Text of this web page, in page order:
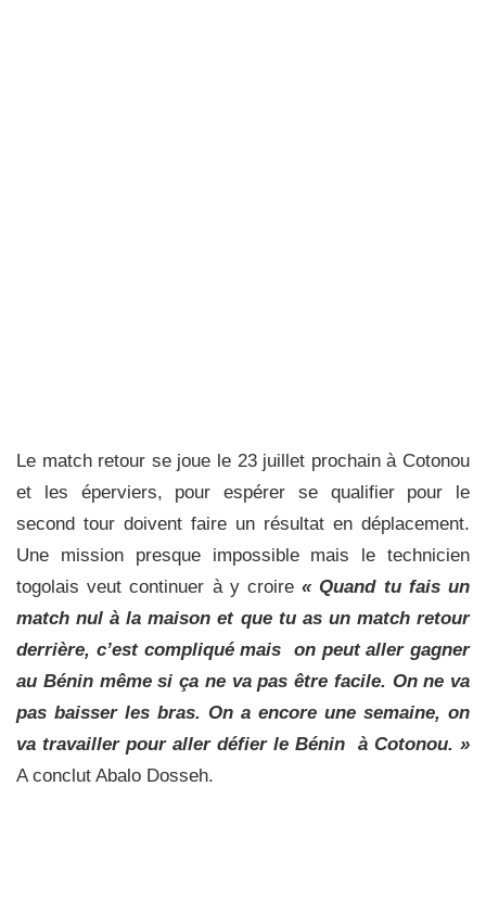
Le match retour se joue le 23 juillet prochain à Cotonou
et les éperviers, pour espérer se qualifier pour le
second tour doivent faire un résultat en déplacement.
Une mission presque impossible mais le technicien
togolais veut continuer à y croire« Quand tu fais un
match nul à la maison et que tu as un match retour
derrière, c’est compliqué mais on peut aller gagner
au Bénin même si ça ne va pas être facile. On ne va
pas baisser les bras. On a encore une semaine, on
va travailler pour aller défier le Bénin à Cotonou. »
A conclut Abalo Dosseh.